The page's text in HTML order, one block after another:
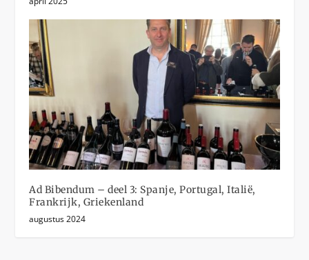
Ad Bibendum – deel 3: Spanje, Portugal, Italië,
Frankrijk, Griekenland
augustus 2024